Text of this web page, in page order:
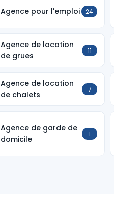
Agence pour l'emploi 24
Agence de location
de grues
11
Agence de location
de chalets
7
Agence de garde de
domicile
1